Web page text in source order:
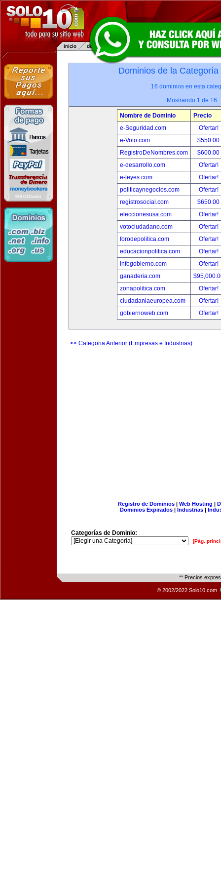
Dominios de la
16 dominios en esta
Mostrando 1 de 16
Nombre de Dominio
Precio
e-Seguridad.com
Ofertar!
e-Voto.com
$550.00
RegistroDeNombres.com
$600.00
e-desarrollo.com
Ofertar!
e-leyes.com
Ofertar!
politicaynegocios.com
Ofertar!
registrosocial.com
$650.00
eleccionesusa.com
Ofertar!
votociudadano.com
Ofertar!
forodepolitica.com
Ofertar!
educacionpolitica.com
Ofertar!
infogobierno.com
Ofertar!
ganaderia.com
zonapolitica.com
Ofertar!
ciudadaniaeuropea.com
Ofertar!
gobiernoweb.com
Ofertar!
<< Categoria Anterior (Empresas e Industrias)
Registro de Dominios| Web Hosting |
Dominios Expirados | Industrias |
Categorías de Dominio:
[Pág.
** Precios
© 2002/2022 Solo10.com